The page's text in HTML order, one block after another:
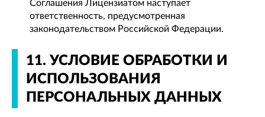
Соглашения Лицензиатом наступает
ответственность, предусмотренная
законодательством Российской Федерации.
11. УСЛОВИЕ ОБРАБОТКИ И
ИСПОЛЬЗОВАНИЯ
ПЕРСОНАЛЬНЫХ ДАННЫХ